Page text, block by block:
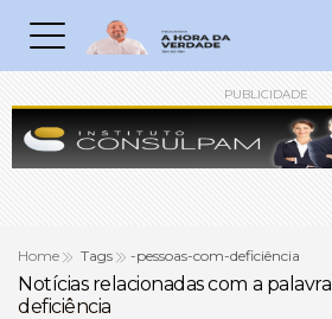
PUBLICIDADE
Home Tags -pessoas-com-deficiência
Notícias relacionadas com a palavra
deficiência